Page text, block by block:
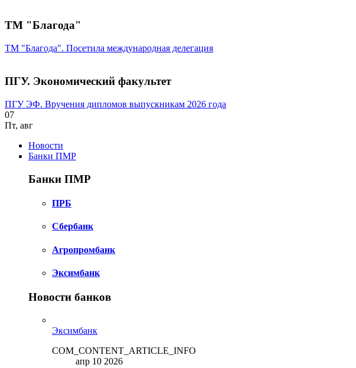
ТМ "Благода"
ТМ "Благода". Посетила международная делегация
ПГУ. Экономический факультет
ПГУ ЭФ. Вручения дипломов выпускникам 2026 года
07
Пт, авг
Новости
Банки ПМР
Банки ПМР
ПРБ
Сбербанк
Агропромбанк
Эксимбанк
Новости банков
Эксимбанк
COM_CONTENT_ARTICLE_INFO
апр 10 2026